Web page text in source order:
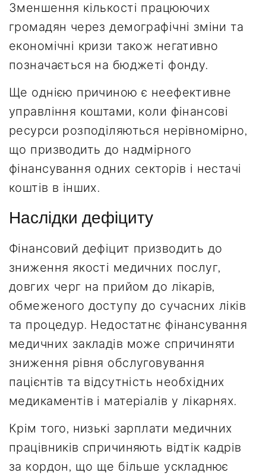
Зменшення кількості працюючих
громадян через демографічні зміни та
економічні кризи також негативно
позначається на бюджеті фонду.
Ще однією причиною є неефективне
управління коштами, коли фінансові
ресурси розподіляються нерівномірно,
що призводить до надмірного
фінансування одних секторів і нестачі
коштів в інших.
Наслідки дефіциту
Фінансовий дефіцит призводить до
зниження якості медичних послуг,
довгих черг на прийом до лікарів,
обмеженого доступу до сучасних ліків
та процедур. Недостатнє фінансування
медичних закладів може спричиняти
зниження рівня обслуговування
пацієнтів та відсутність необхідних
медикаментів і матеріалів у лікарнях.
Крім того, низькі зарплати медичних
працівників спричиняють відтік кадрів
за кордон, що ще більше ускладнює